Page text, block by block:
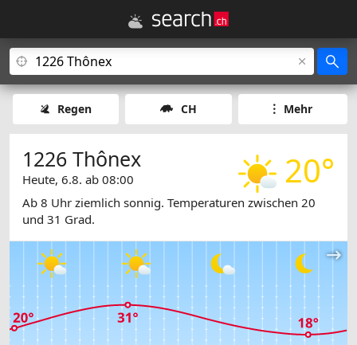
Regen CH Mehr
20°
1226 Thônex
Heute, 6.8. ab 08:00
Ab 8 Uhr ziemlich sonnig. Temperaturen zwischen 20
und 31 Grad.